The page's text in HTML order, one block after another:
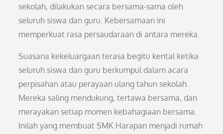
sekolah, dilakukan secara bersama-sama oleh
seluruh siswa dan guru. Kebersamaan ini
memperkuat rasa persaudaraan di antara mereka.
Suasana kekeluargaan terasa begitu kental ketika
seluruh siswa dan guru berkumpul dalam acara
perpisahan atau perayaan ulang tahun sekolah.
Mereka saling mendukung, tertawa bersama, dan
merayakan setiap momen kebahagiaan bersama.
Inilah yang membuat SMK Harapan menjadi rumah